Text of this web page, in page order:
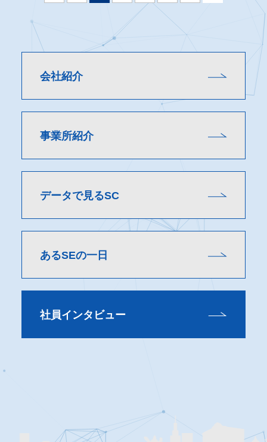
会社紹介
事業所紹介
データで見るSC
あるSEの一日
社員インタビュー